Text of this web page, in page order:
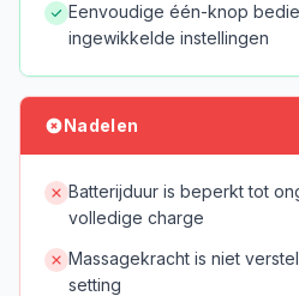
Eenvoudige één-knop
ingewikkelde instellingen
Nadelen
Batterijduur is beperkt tot
volledige charge
Massagekracht is niet
setting